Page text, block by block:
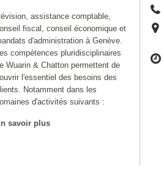
assistance comptable,
fiscal, conseil économique et
d'administration à Genève.
compétences pluridisciplinaires
Wuarin & Chatton permettent de
l'essentiel des besoins des
Notamment dans les
d'activités suivants :
savoir plus